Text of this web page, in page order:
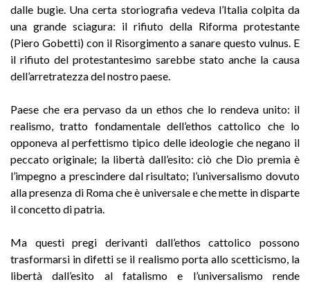
dalle bugie. Una certa storiografia vedeva l’Italia colpita da
una grande sciagura: il rifiuto della Riforma protestante
(Piero Gobetti) con il Risorgimento a sanare questo vulnus. E
il rifiuto del protestantesimo sarebbe stato anche la causa
dell’arretratezza del nostro paese.
Paese che era pervaso da un ethos che lo rendeva unito: il
realismo, tratto fondamentale dell’ethos cattolico che lo
opponeva al perfettismo tipico delle ideologie che negano il
peccato originale; la libertà dall’esito: ciò che Dio premia è
l’impegno a prescindere dal risultato; l’universalismo dovuto
alla presenza di Roma che è universale e che mette in disparte
il concetto di patria.
Ma questi pregi derivanti dall’ethos cattolico possono
trasformarsi in difetti se il realismo porta allo scetticismo, la
libertà dall’esito al fatalismo e l’universalismo rende